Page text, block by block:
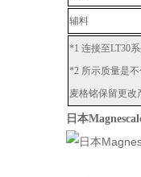
*1 连接至LT30
*2 所示质量是
麦格铭保留更改
辅料
日本